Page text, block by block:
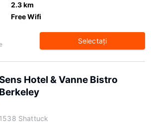
2.3 km
Free Wifi
Selectaţi
Sens Hotel & Vanne Bistro
Berkeley
1538 Shattuck